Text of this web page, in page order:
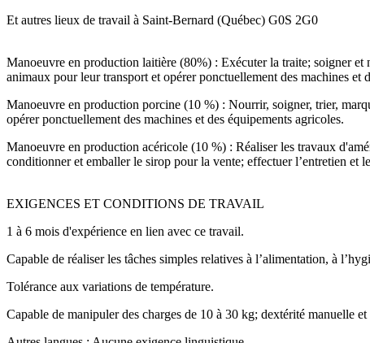
Et autres lieux de travail à Saint-Bernard (Québec) G0S 2G0
Manoeuvre en production laitière (80%) : Exécuter la traite; soigner
animaux pour leur transport et opérer ponctuellement des machines et
Manoeuvre en production porcine (10 %) : Nourrir, soigner, trier,
opérer ponctuellement des machines et des équipements agricoles.
Manoeuvre en production acéricole (10 %) : Réaliser les travaux
conditionner et emballer le sirop pour la vente; effectuer l’entretien et
EXIGENCES ET CONDITIONS DE TRAVAIL
1 à 6 mois d'expérience en lien avec ce travail.
Capable de réaliser les tâches simples relatives à l’alimentation, à
Tolérance aux variations de température.
Capable de manipuler des charges de 10 à 30 kg; dextérité manuelle